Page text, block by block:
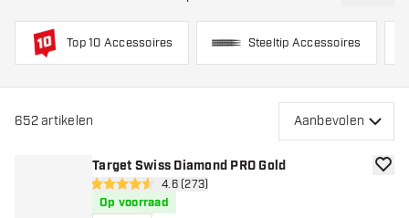
Dartshopper een uitgebreid assortiment hoogwaardige
dartaccessoires . Onze collectie zorgt er
Top 10 Accessoires Steeltip Accessoires
652artikelen Aanbevolen
Target Swiss Diamond PRO Gold
open reviews drawer
4.6 score sterren4.6 (273)
Op voorraad